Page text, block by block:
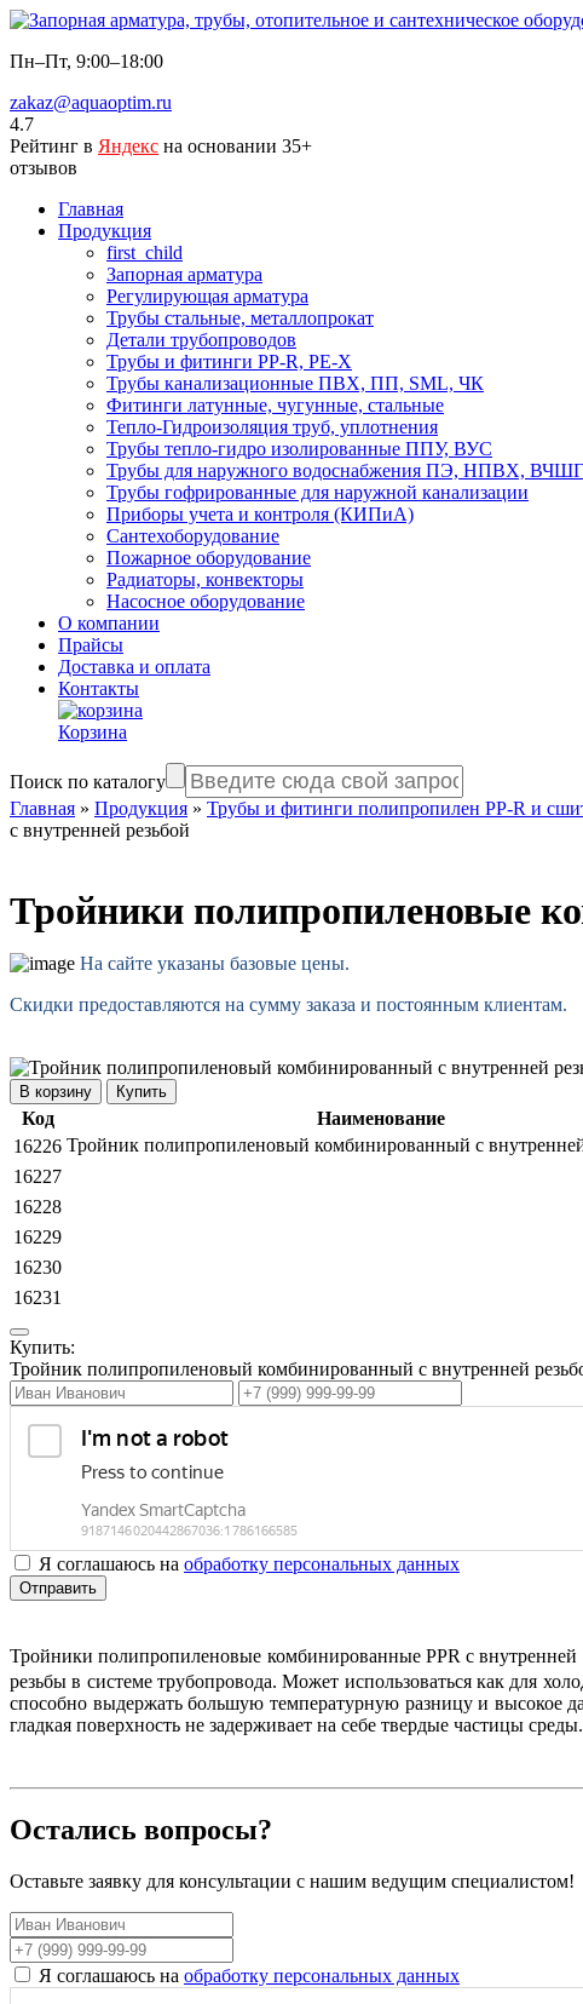
Пн–Пт, 9:00–18:00
zakaz@aquaoptim.ru
4.7
Рейтинг в Яндекс на основании 35+
отзывов
Главная
Продукция
first_child
Запорная арматура
Регулирующая арматура
Трубы стальные, металлопрокат
Детали трубопроводов
Трубы и фитинги PP-R, PE-X
Трубы канализационные ПВХ, ПП, SML, ЧК
Фитинги латунные, чугунные, стальные
Тепло-Гидроизоляция труб, уплотнения
Трубы тепло-гидро изолированные ППУ, ВУС
Трубы для наружного водоснабжения ПЭ, НПВХ, ВЧШГ
Трубы гофрированные для наружной канализации
Приборы учета и контроля (КИПиА)
Сантехоборудование
Пожарное оборудование
Радиаторы, конвекторы
Насосное оборудование
О компании
Прайсы
Доставка и оплата
Контакты
Корзина
Поиск по каталогу
Главная » Продукция » Трубы и фитинги полипропилен PP-R и
с внутренней резьбой
Тройники полипропиленовые
На сайте указаны базовые цены.
Скидки предоставляются на сумму заказа и постоянным клиентам.
Купить
Код Наименование
16226 Тройник полипропиленовый комбинированный с
16227
16228
16229
16230
16231
Купить:
Тройник полипропиленовый комбинированный с внутренней
Я соглашаюсь на обработку персональных данных
Отправить
Тройники полипропиленовые комбинированные PPR с
резьбы в системе трубопровода. Может использоваться как для
способно выдержать большую температурную разницу и высокое
гладкая поверхность не задерживает на себе твердые частицы
Остались вопросы?
Оставьте заявку для консультации с нашим ведущим специалистом!
Я соглашаюсь на обработку персональных данных